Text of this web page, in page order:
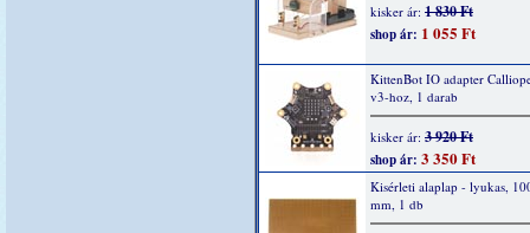
kisker ár: 1 830 Ft
shop ár: 1 055 Ft
KittenBot IO adapter
v3-hoz, 1 darab
kisker ár: 3 920 Ft
shop ár: 3 350 Ft
Kisérleti alaplap - lyukas,
mm, 1 db